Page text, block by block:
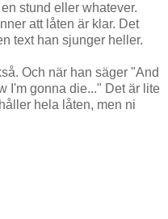
stund eller whatever.
att låten är klar. Det
text han sjunger heller.
Och när han säger "And
I'm gonna die..." Det är lite
hela låten, men ni